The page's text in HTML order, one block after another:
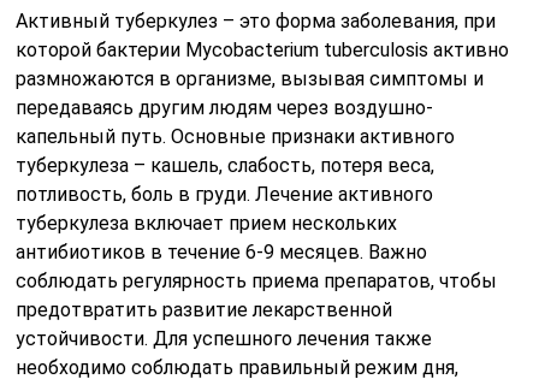
Активный туберкулез – это форма заболевания, при
которой бактерии Мycobacterium tuberculosis активно
размножаются в организме, вызывая симптомы и
передаваясь другим людям через воздушно-
капельный путь. Основные признаки активного
туберкулеза – кашель, слабость, потеря веса,
потливость, боль в груди. Лечение активного
туберкулеза включает прием нескольких
антибиотиков в течение 6-9 месяцев. Важно
соблюдать регулярность приема препаратов, чтобы
предотвратить развитие лекарственной
устойчивости. Для успешного лечения также
необходимо соблюдать правильный режим дня,